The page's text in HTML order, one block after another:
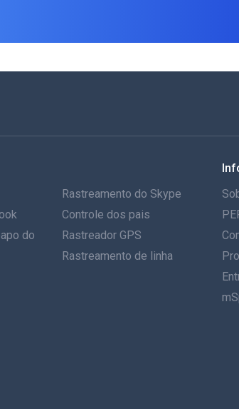
do
Rastreamento do Skype
Controle dos pais
Rastreador GPS
Rastreamento de linha